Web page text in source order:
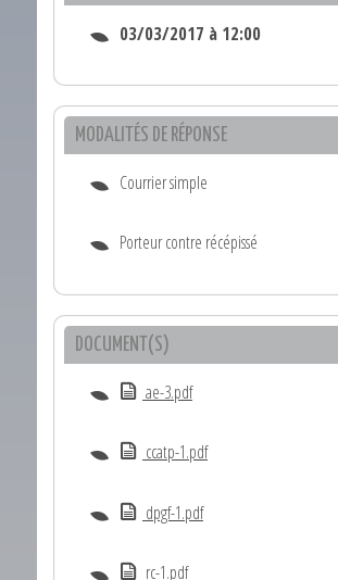
03/03/2017 à 12:00
MODALITÉS DE RÉPONSE
Courrier simple
Porteur contre récépissé
DOCUMENT(S)
ae-3.pdf
ccatp-1.pdf
dpgf-1.pdf
rc-1.pdf